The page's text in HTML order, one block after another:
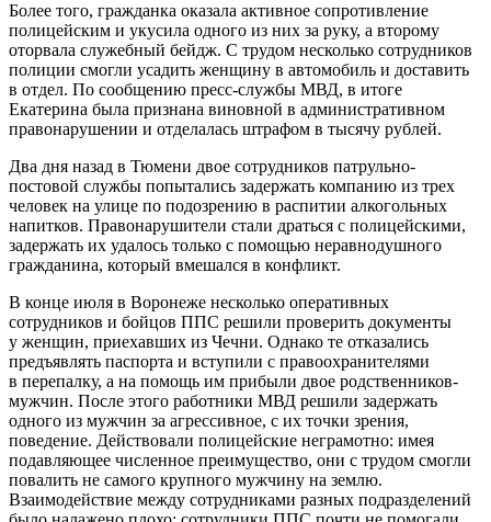
Более того, гражданка оказала активное сопротивление
полицейским и укусила одного из них за руку, а второму
оторвала служебный бейдж. С трудом несколько сотрудников
полиции смогли усадить женщину в автомобиль и доставить
в отдел. По сообщению пресс-службы МВД, в итоге
Екатерина была признана виновной в административном
правонарушении и отделалась штрафом в тысячу рублей.
Два дня назад в Тюмени двое сотрудников патрульно-
постовой службы попытались задержать компанию из трех
человек на улице по подозрению в распитии алкогольных
напитков. Правонарушители стали драться с полицейскими,
задержать их удалось только с помощью неравнодушного
гражданина, который вмешался в конфликт.
В конце июля в Воронеже несколько оперативных
сотрудников и бойцов ППС решили проверить документы
у женщин, приехавших из Чечни. Однако те отказались
предъявлять паспорта и вступили с правоохранителями
в перепалку, а на помощь им прибыли двое родственников-
мужчин. После этого работники МВД решили задержать
одного из мужчин за агрессивное, с их точки зрения,
поведение. Действовали полицейские неграмотно: имея
подавляющее численное преимущество, они с трудом смогли
повалить не самого крупного мужчину на землю.
Взаимодействие между сотрудниками разных подразделений